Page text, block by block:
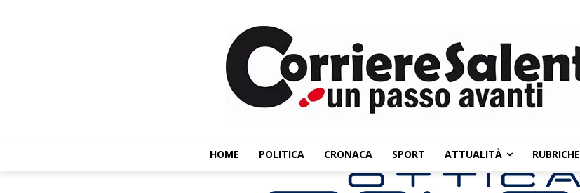
HOME POLITICA CRONACA SPORT ATTUALITÀ RUBRICHE